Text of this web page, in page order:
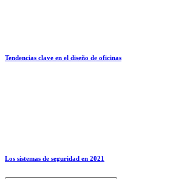
Tendencias clave en el diseño de oficinas
Los sistemas de seguridad en 2021